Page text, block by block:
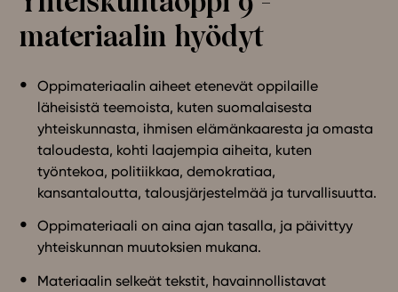
Ominaisuudet
Tapahtumakalenteri
Yhteisö
Suosittelut
Ohjekeskus
Ohjevideot
Oppikirjailijat
Tiimi
Tietoa meistä
Eettiset periaatteet tekoälyn käyttöön
materiaalin hyödyt
Oppimateriaalin aiheet etenevät oppilaille
läheisistä teemoista, kuten suomalaisesta
yhteiskunnasta, ihmisen elämänkaaresta ja omasta
taloudesta, kohti laajempia aiheita, kuten
työntekoa, politiikkaa, demokratiaa,
kansantaloutta, talousjärjestelmää ja turvallisuutta.
Oppimateriaali on aina ajan tasalla, ja päivittyy
yhteiskunnan muutoksien mukana.
Materiaalin selkeät tekstit, havainnollistavat